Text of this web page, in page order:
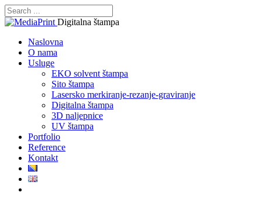
Digitalna štampa
Naslovna
O nama
Usluge
EKO solvent štampa
Sito štampa
Lasersko merkiranje-rezanje-graviranje
Digitalna štampa
3D naljepnice
UV štampa
Portfolio
Reference
Kontakt